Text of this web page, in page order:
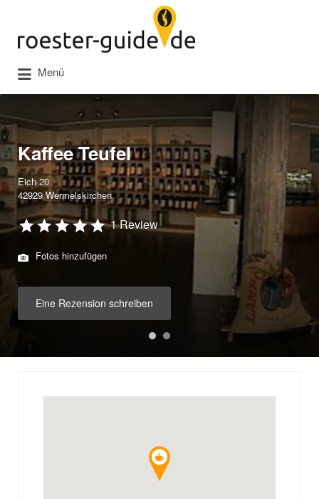
Menü
Kaffee Teufel
Eich 20
42929 Wermelskirchen
1 Review
Fotos hinzufügen
Eine Rezension schreiben